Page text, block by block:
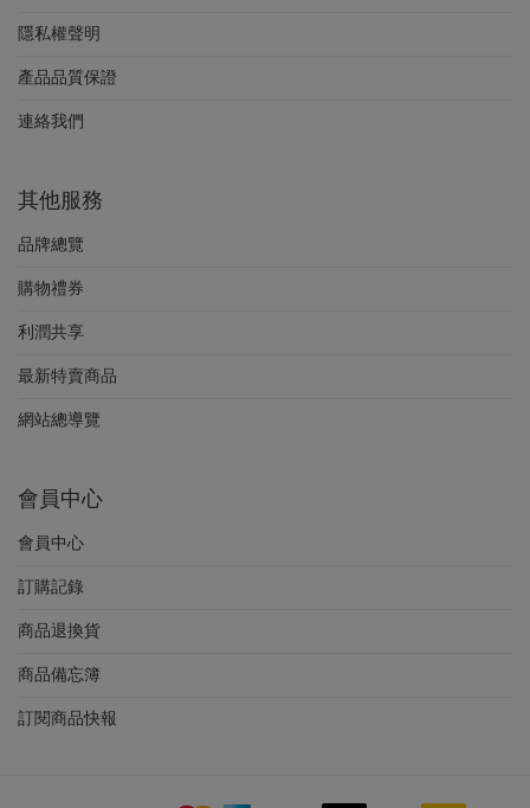
隱私權聲明
產品品質保證
連絡我們
其他服務
品牌總覽
購物禮券
利潤共享
最新特賣商品
網站總導覽
會員中心
會員中心
訂購記錄
商品退換貨
商品備忘簿
訂閱商品快報